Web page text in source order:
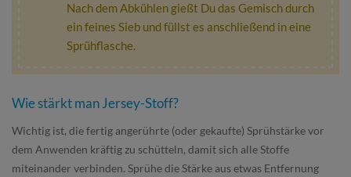
Nach dem Abkühlen gießt Du das Gemisch durch
ein feines Sieb und füllst es anschließend in eine
Sprühflasche.
Wie stärkt man Jersey-Stoff?
Wichtig ist, die fertig angerührte (oder gekaufte) Sprühstärke vor
dem Anwenden kräftig zu schütteln, damit sich alle Stoffe
miteinander verbinden. Sprühe die Stärke aus etwas Entfernung